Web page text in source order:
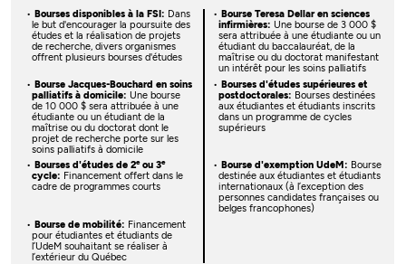
Bourses disponibles à la FSI: Dans
le but d'encourager la poursuite des
études et la réalisation de projets
de recherche, divers organismes
offrent plusieurs bourses d'études
Bourse Teresa Dellar en sciences
infirmières: Une bourse de 3 000 $
sera attribuée à une étudiante ou un
étudiant du baccalauréat, de la
maîtrise ou du doctorat manifestant
un intérêt pour les soins palliatifs
Bourse Jacques-Bouchard en soins
palliatifs à domicile: Une bourse
de 10 000 $ sera attribuée à une
étudiante ou un étudiant de la
maîtrise ou du doctorat dont le
projet de recherche porte sur les
soins palliatifs à domicile
Bourses d'études supérieures et
postdoctorales: Bourses destinées
aux étudiantes et étudiants inscrits
dans un programme de cycles
supérieurs
Bourses d'études de 2eou 3e
cycle: Financement offert dans le
cadre de programmes courts
Bourse d'exemption UdeM: Bourse
destinée aux étudiantes et étudiants
internationaux (à l’exception des
personnes candidates françaises ou
belges francophones)
Bourse de mobilité: Financement
pour étudiantes et étudiants de
l’UdeM souhaitant se réaliser à
l’extérieur du Québec